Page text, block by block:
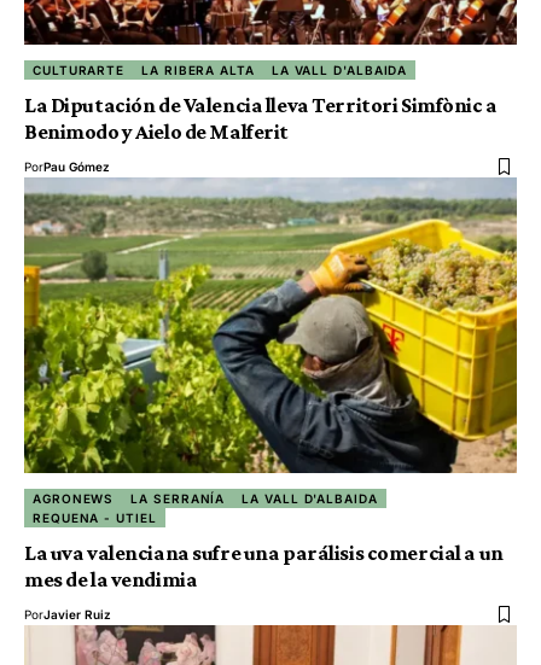
CULTURARTE LA RIBERA ALTA LA VALL D'ALBAIDA
La Diputación de Valencia lleva Territori Simfònic a
Benimodo y Aielo de Malferit
PorPau Gómez
AGRONEWS LA SERRANÍA
LA VALL D'ALBAIDA
REQUENA - UTIEL
La uva valenciana sufre una parálisis comercial a un
mes de la vendimia
PorJavier Ruiz